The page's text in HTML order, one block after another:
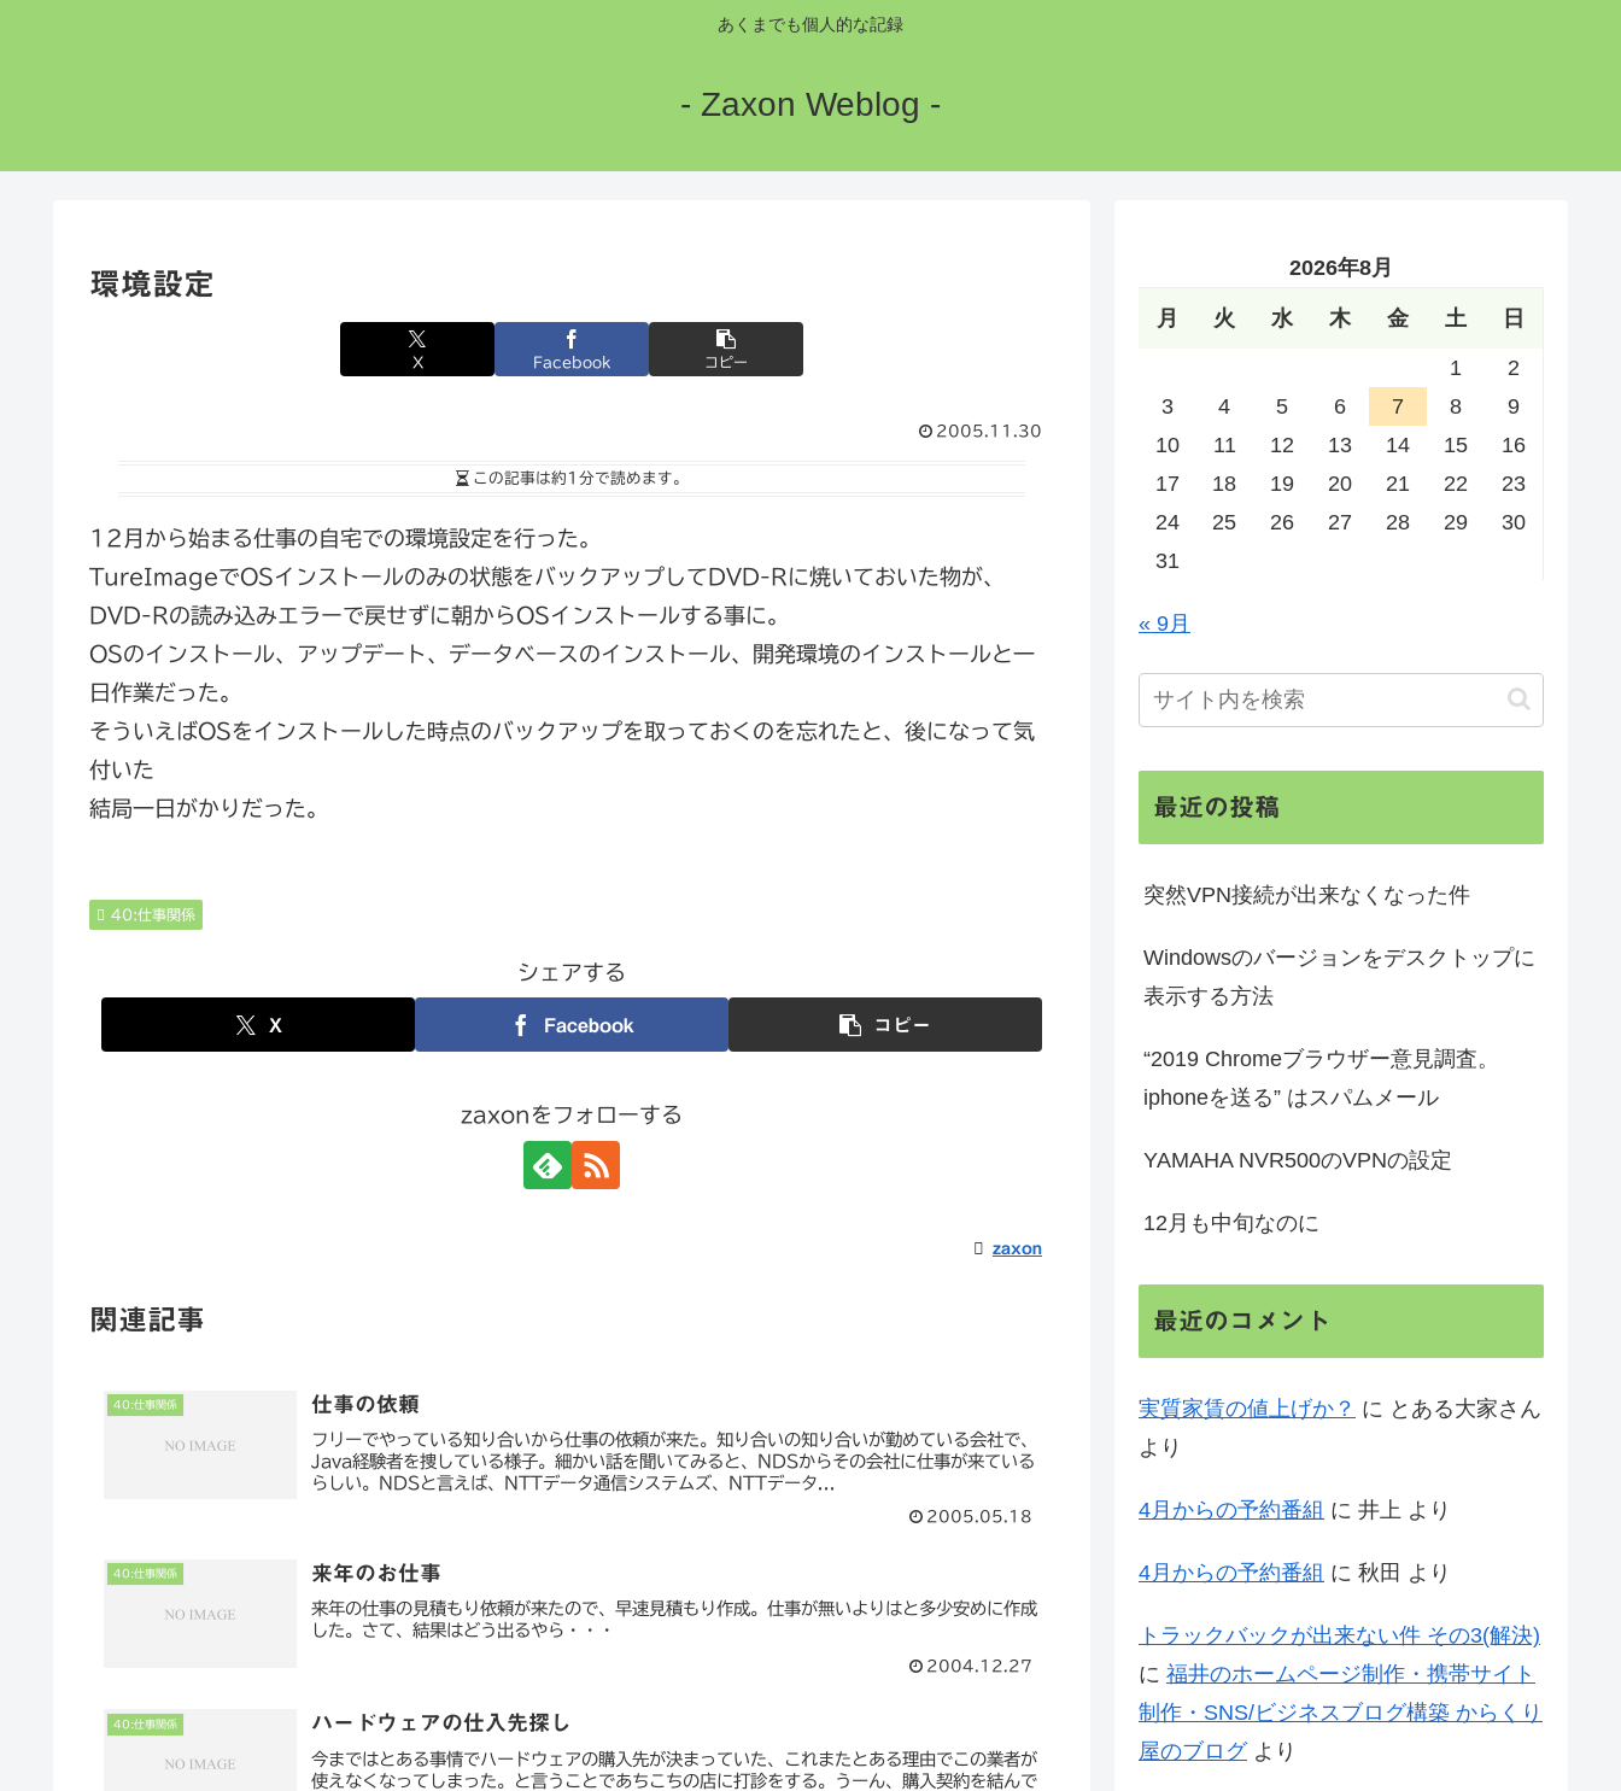
あくまでも個人的な記録
- Zaxon Weblog -
環境設定
X Facebook コピー
2005.11.30
この記事は約1分で読めます。
12月から始まる仕事の自宅での環境設定を行った。
TureImageでOSインストールのみの状態をバックアップしてDVD-Rに焼いておいた物が、
DVD-Rの読み込みエラーで戻せずに朝からOSインストールする事に。
OSのインストール、アップデート、データベースのインストール、開発環境のインストールと一
日作業だった。
そういえばOSをインストールした時点のバックアップを取っておくのを忘れたと、後になって気
付いた
結局一日がかりだった。
40:仕事関係
シェアする
X Facebook コピー
zaxonをフォローする
zaxon
関連記事
40:仕事関係 仕事の依頼
フリーでやっている知り合いから仕事の依頼が来た。知り合いの知り合いが勤めている会社で、
Java経験者を捜している様子。細かい話を聞いてみると、NDSからその会社に仕事が来ている
らしい。NDSと言えば、NTTデータ通信システムズ、NTTデータ...
2005.05.18
40:仕事関係 来年のお仕事
来年の仕事の見積もり依頼が来たので、早速見積もり作成。仕事が無いよりはと多少安めに作成
した。さて、結果はどう出るやら・・・
2004.12.27
40:仕事関係 ハードウェアの仕入先探し
今まではとある事情でハードウェアの購入先が決まっていた、これまたとある理由でこの業者が
使えなくなってしまった。と言うことであちこちの店に打診をする。うーん、購入契約を結んで
2026年8月
月 火 水 木 金 土 日
1
2
3
4 5 6 7 8
9
10
11 12 13 14 15
16
17
18 19 20 21 22
23
24
25 26 27 28 29
30
31
« 9月
最近の投稿
突然VPN接続が出来なくなった件
Windowsのバージョンをデスクトップに
表示する方法
“2019 Chromeブラウザー意見調査。
iphoneを送る” はスパムメール
YAMAHA NVR500のVPNの設定
12月も中旬なのに
最近のコメント
実質家賃の値上げか？ に とある大家さん
より
4月からの予約番組 に 井上 より
4月からの予約番組 に 秋田 より
トラックバックが出来ない件 その3(解決)
に 福井のホームページ制作・携帯サイト
制作・SNS/ビジネスブログ構築 からくり
屋のブログより